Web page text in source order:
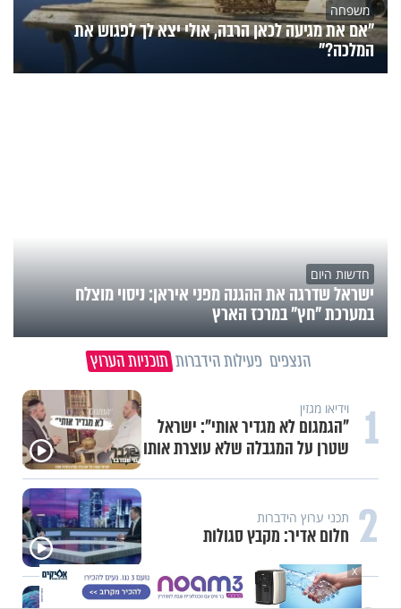
משפחה
"אם את מגיעה לכאן הרבה, אולי יצא לך לפגוש את
המלכה?"
חדשות היום
ישראל שדרגה את ההגנה מפני איראן: ניסוי מוצלח
במערכת "חץ" במרכז הארץ
הנצפים פעילות הידברות תוכניות הערוץ
1 וידיאו מגזין
"הגמגום לא מגדיר אותי": ישראל
שטרן על המגבלה שלא עוצרת אותו
2 תכני ערוץ הידברות
חלום אדיר: מקבץ סגולות
עשייה והעצמה נשית
X